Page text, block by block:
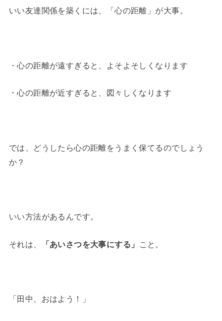
いい友達関係を築くには、「心の距離」が大事。
・心の距離が遠すぎると、よそよそしくなります
・心の距離が近すぎると、図々しくなります
では、どうしたら心の距離をうまく保てるのでしょう
か？
いい方法があるんです。
それは、 「あいさつを大事にする」 こと。
「田中、おはよう！」